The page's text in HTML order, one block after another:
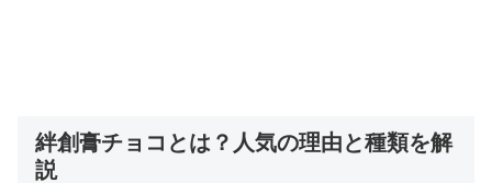
絆創膏チョコとは？人気の理由と種類を解
説